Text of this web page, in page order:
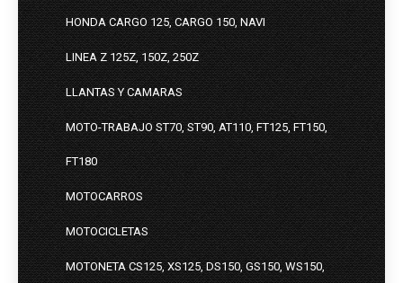
HONDA CARGO 125, CARGO 150, NAVI
LINEA Z 125Z, 150Z, 250Z
LLANTAS Y CAMARAS
MOTO-TRABAJO ST70, ST90, AT110, FT125, FT150,
FT180
MOTOCARROS
MOTOCICLETAS
MOTONETA CS125, XS125, DS150, GS150, WS150,